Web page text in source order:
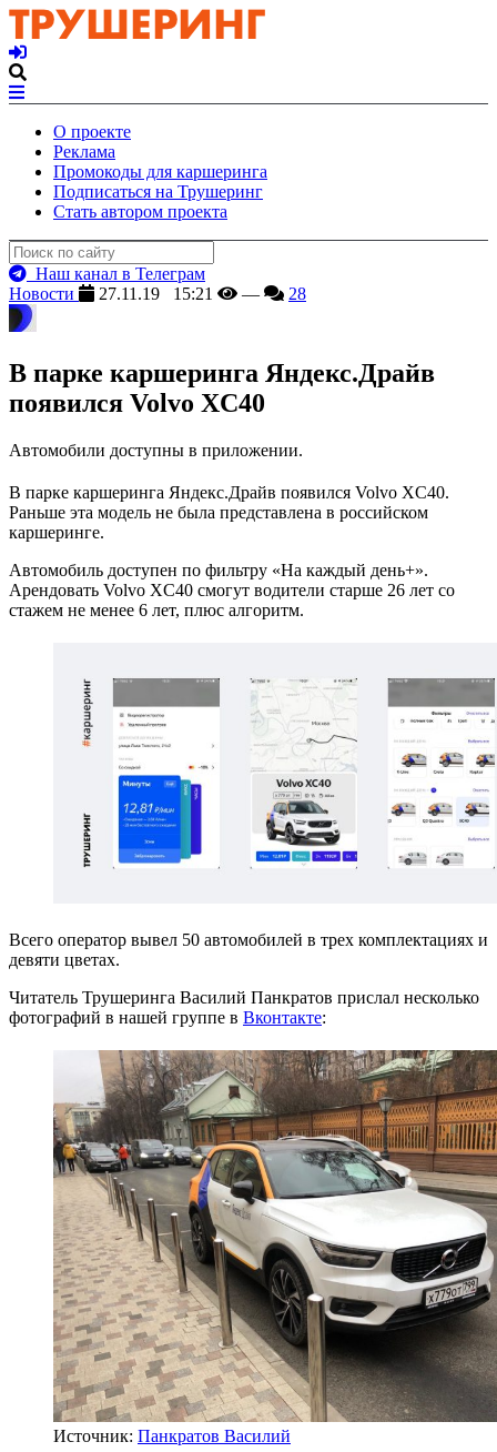
О проекте
Реклама
Промокоды для каршеринга
Подписаться на Трушеринг
Стать автором проекта
Наш канал в Телеграм
Новости
27.11.19 15:21 — 28
В парке каршеринга Яндекс.Драйв
появился Volvo XC40
Автомобили доступны в приложении.
В парке каршеринга Яндекс.Драйв появился Volvo XC40.
Раньше эта модель не была представлена в российском
каршеринге.
Автомобиль доступен по фильтру «На каждый день+».
Арендовать Volvo XC40 смогут водители старше 26 лет со
стажем не менее 6 лет, плюс алгоритм.
Всего оператор вывел 50 автомобилей в трех комплектациях и
девяти цветах.
Читатель Трушеринга Василий Панкратов прислал несколько
фотографий в нашей группе в Вконтакте:
Источник: Панкратов Василий